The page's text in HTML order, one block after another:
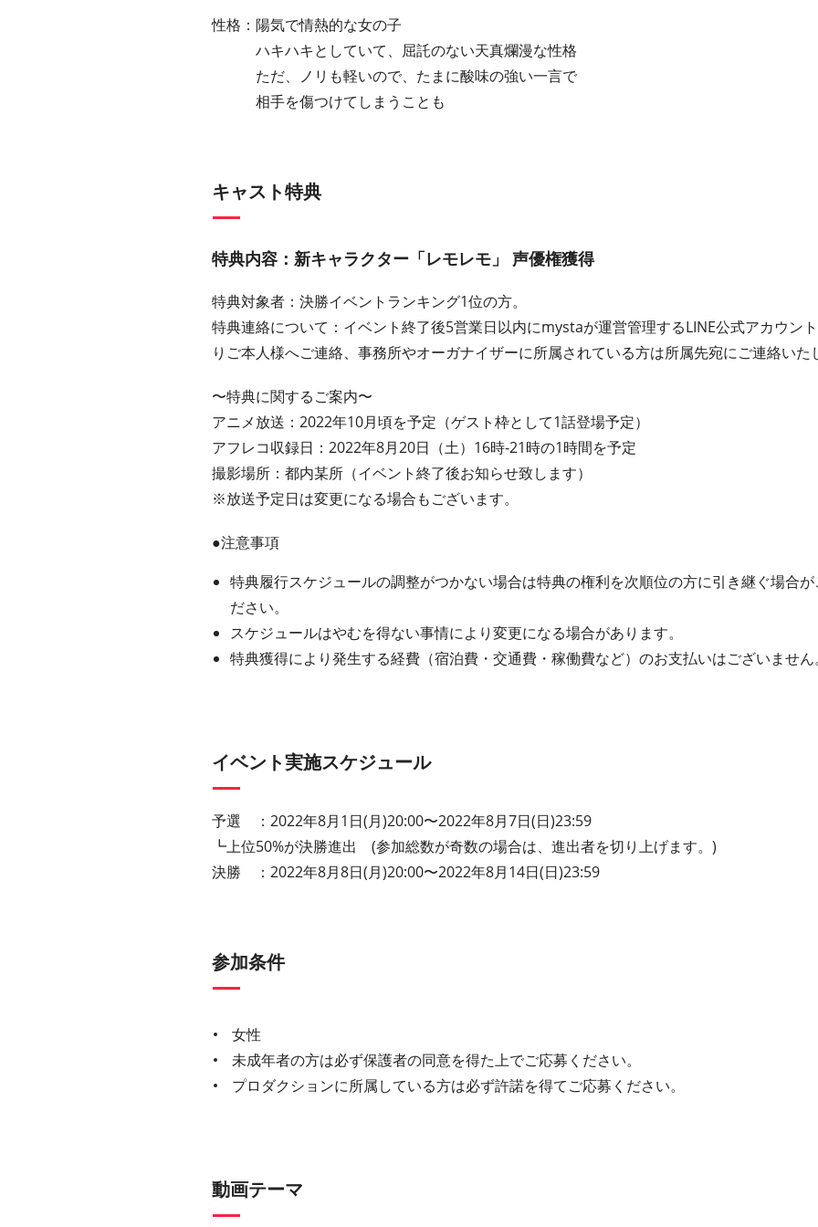
性格：陽気で情熱的な女の子
ハキハキとしていて、屈託のない天真爛漫な性格
ただ、ノリも軽いので、たまに酸味の強い一言で
相手を傷つけてしまうことも
キャスト特典
特典内容：新キャラクター「レモレモ」 声優権獲得
特典対象者：決勝イベントランキング1位の方。
特典連絡について：イベント終了後5営業日以内にmystaが運営管理するLINE公式アカウン
りご本人様へご連絡、事務所やオーガナイザーに所属されている方は所属先宛にご連絡いた
〜特典に関するご案内〜
アニメ放送：2022年10月頃を予定（ゲスト枠として1話登場予定）
アフレコ収録日：2022年8月20日（土）16時-21時の1時間を予定
撮影場所：都内某所（イベント終了後お知らせ致します）
※放送予定日は変更になる場合もございます。
●注意事項
特典履行スケジュールの調整がつかない場合は特典の権利を次順位の方に引き継ぐ場合
ださい。
スケジュールはやむを得ない事情により変更になる場合があります。
特典獲得により発生する経費（宿泊費・交通費・稼働費など）のお支払いはございません
イベント実施スケジュール
予選 ：2022年8月1日(月)20:00〜2022年8月7日(日)23:59
┗上位50%が決勝進出 (参加総数が奇数の場合は、進出者を切り上げます。)
決勝 ：2022年8月8日(月)20:00〜2022年8月14日(日)23:59
参加条件
女性
未成年者の方は必ず保護者の同意を得た上でご応募ください。
プロダクションに所属している方は必ず許諾を得てご応募ください。
動画テーマ